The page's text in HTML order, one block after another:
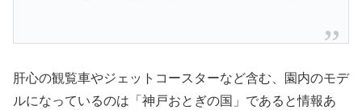
肝心の観覧車やジェットコースターなど含む、園内のモデ
ルになっているのは「神戸おとぎの国」であると情報あ